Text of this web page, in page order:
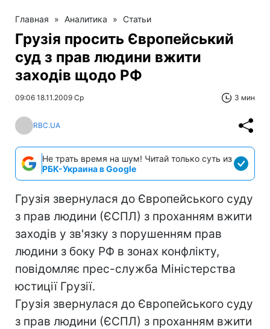
Главная » Аналитика » Статьи
Грузія просить Європейський
суд з прав людини вжити
заходів щодо РФ
09:06 18.11.2009 Ср 3 мин
RBC.UA
Не трать время на шум! Читай только суть из
РБК-Украина в Google
Грузія звернулася до Європейського суду
з прав людини (ЄСПЛ) з проханням вжити
заходів у зв'язку з порушенням прав
людини з боку РФ в зонах конфлікту,
повідомляє прес-служба Міністерства
юстиції Грузії.
Грузія звернулася до Європейського суду
з прав людини (ЄСПЛ) з проханням вжити